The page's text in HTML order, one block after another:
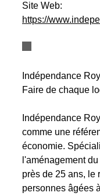
Site Web:
https://
Indépendance
Faire de chaque
Indépendance
comme une
économie.
l'aménagement
près de 25 ans, le
personnes âgées